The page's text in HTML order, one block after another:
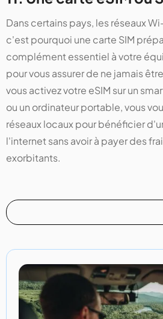
Dans certains pays, les réseaux
c'est pourquoi une carte SIM
complément essentiel à votre
pour vous assurer de ne jamais
vous activez votre eSIM sur un
ou un ordinateur portable, vous
réseaux locaux pour bénéficier
l'internet sans avoir à payer des
exorbitants.